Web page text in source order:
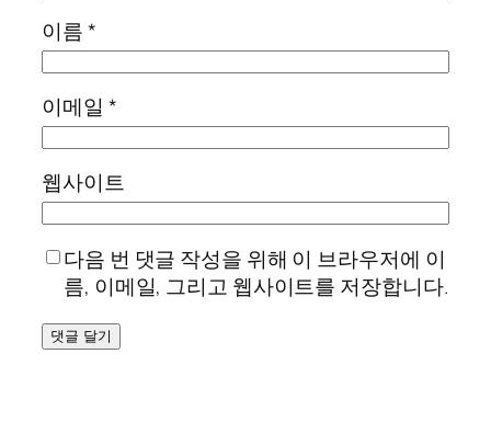
이름*
이메일 *
웹사이트
다음 번 댓글 작성을 위해 이 브라우저에 이
름, 이메일, 그리고 웹사이트를 저장합니다.